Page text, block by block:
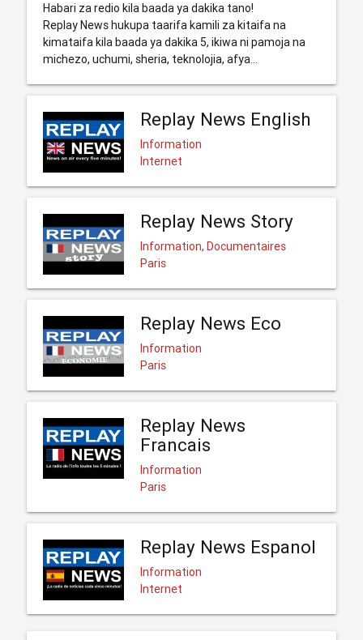
Habari za redio kila baada ya dakika tano!
Replay News hukupa taarifa kamili za kitaifa na
kimataifa kila baada ya dakika 5, ikiwa ni pamoja na
michezo, uchumi, sheria, teknolojia, afya...
Replay News English
Information
Internet
Replay News Story
Information, Documentaires
Paris
Replay News Eco
Information
Paris
Replay News
Francais
Information
Paris
Replay News Espanol
Information
Internet